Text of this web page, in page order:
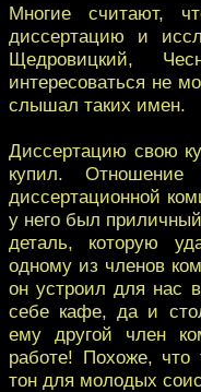
Многие считают,
диссертацию и
Щедровицкий,
интересоваться не
слышал таких имен.
Диссертацию свою
купил.
диссертационной
у него был
деталь, которую
одному из членов
он устроил для нас
себе кафе, да и
ему другой член
работе! Похоже,
тон для молодых